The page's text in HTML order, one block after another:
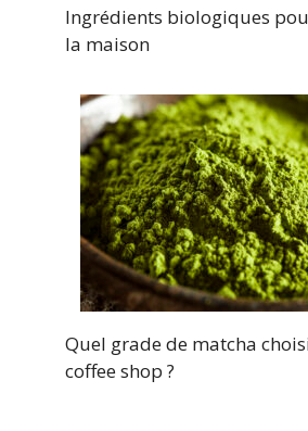
Ingrédients biologiques
la maison
Quel grade de matcha
coffee shop ?